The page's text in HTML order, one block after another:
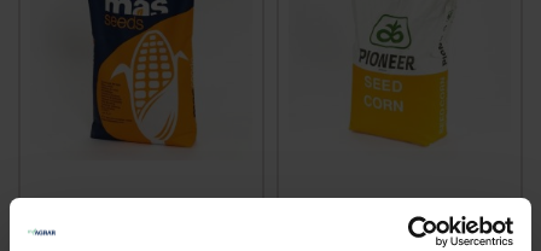
zzgl. MwSt.